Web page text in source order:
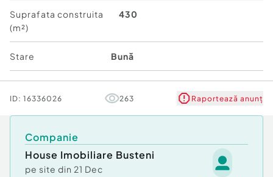
Suprafata construita
(m²)
430
Stare Bună
ID: 16336026 263 Raportează anunț
Companie
House Imobiliare Busteni
pe site din 21 Dec